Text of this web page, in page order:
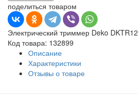
поделиться товаром
Электрический триммер Deko DKTR12
Код товара: 132899
Описание
Характеристики
Отзывы о товаре